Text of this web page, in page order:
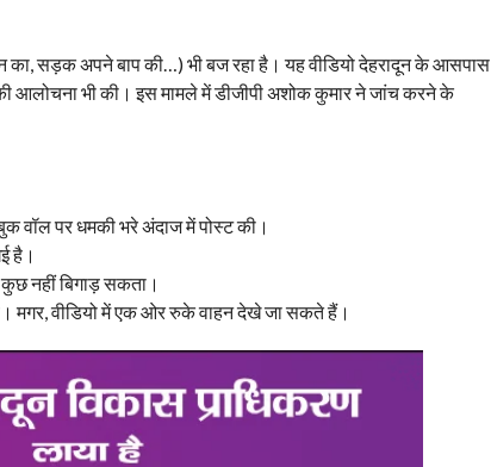
का, सड़क अपने बाप की…) भी बज रहा है। यह वीडियो देहरादून के आसपास
आलोचना भी की। इस मामले में डीजीपी अशोक कुमार ने जांच करने के
वॉल पर धमकी भरे अंदाज में पोस्ट की।
है।
कुछ नहीं बिगाड़ सकता।
मगर, वीडियो में एक ओर रुके वाहन देखे जा सकते हैं।